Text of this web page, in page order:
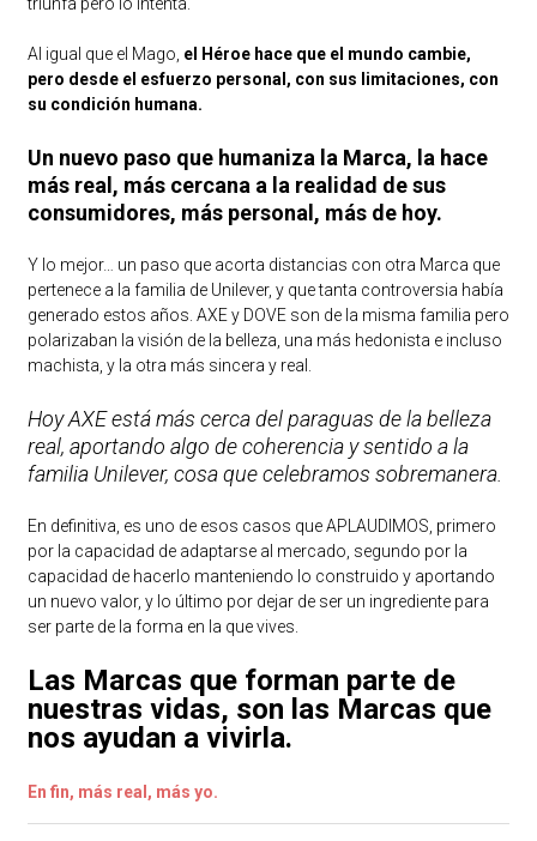
Al igual que el Mago, el Héroe hace que el mundo cambie,
pero desde el esfuerzo personal, con sus limitaciones, con
su condición humana.
Un nuevo paso que humaniza la Marca, la hace
más real, más cercana a la realidad de sus
consumidores, más personal, más de hoy.
Y lo mejor… un paso que acorta distancias con otra Marca que
pertenece a la familia de Unilever, y que tanta controversia había
generado estos años. AXE y DOVE son de la misma familia pero
polarizaban la visión de la belleza, una más hedonista e incluso
machista, y la otra más sincera y real.
Hoy AXE está más cerca del paraguas de la belleza
real, aportando algo de coherencia y sentido a la
familia Unilever, cosa que celebramos sobremanera.
En definitiva, es uno de esos casos que APLAUDIMOS, primero
por la capacidad de adaptarse al mercado, segundo por la
capacidad de hacerlo manteniendo lo construido y aportando
un nuevo valor, y lo último por dejar de ser un ingrediente para
ser parte de la forma en la que vives.
Las Marcas que forman parte de
nuestras vidas, son las Marcas que
nos ayudan a vivirla.
En fin, más real, más yo.